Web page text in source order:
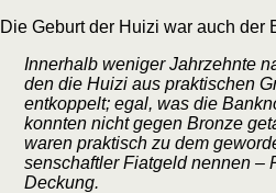
Die Geburt der Hui­zi war auch der
Inner­halb weni­ger Jahr­zehn­te
den die Hui­zi aus prak­ti­schen
ent­kop­pelt; egal, was die
konn­ten nicht gegen Bron­ze
waren prak­tisch zu dem
sen­schaft­ler Fiat­geld nen­nen –
Deckung.